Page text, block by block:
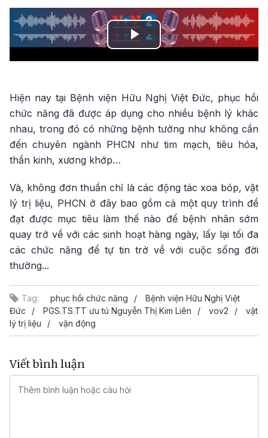
Play
Hiện nay tại Bệnh viện Hữu Nghị Việt Đức, phục hồi
chức năng đã được áp dụng cho nhiều bệnh lý khác
nhau, trong đó có những bệnh tưởng như không cần
đến chuyên ngành PHCN như tim mạch, tiêu hóa,
thần kinh, xương khớp…
Và, không đơn thuần chỉ là các động tác xoa bóp, vật
lý trị liệu, PHCN ở đây bao gồm cả một quy trình để
đạt được mục tiêu làm thế nào để bệnh nhân sớm
quay trở về với các sinh hoạt hàng ngày, lấy lại tối đa
các chức năng để tự tin trở về với cuộc sống đời
thường...
Tag: phục hồi chức năng
Bệnh viện Hữu Nghị Việt
Đức
PGS.TS.TT ưu tú Nguyễn Thị Kim Liên vov2
vật
lý trị liệu
vận động
Viết bình luận